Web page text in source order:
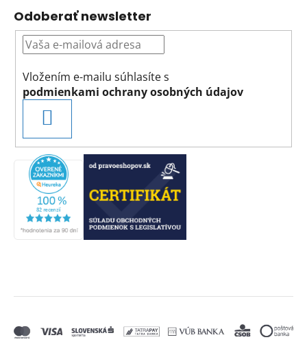
Odoberať newsletter
Vložením e-mailu súhlasíte s
podmienkami ochrany osobných údajov
SA